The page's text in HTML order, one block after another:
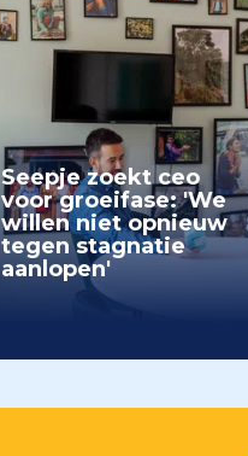
Seepje zoekt ceo
voor groeifase: 'We
willen niet opnieuw
tegen stagnatie
aanlopen'